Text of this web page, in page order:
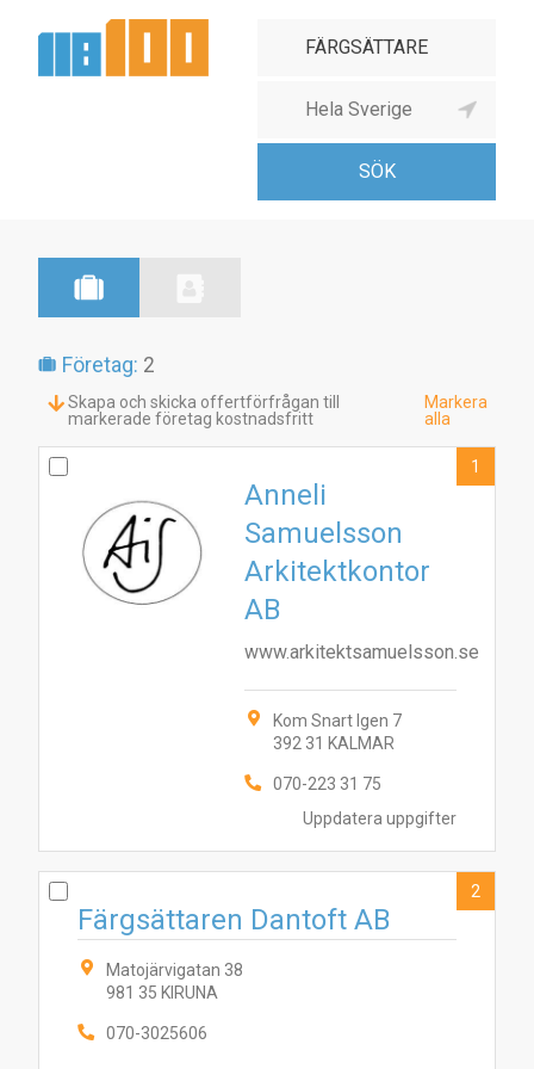
Företag: 2
Skapa och skicka offertförfrågan till
markerade företag kostnadsfritt
Markera
alla
Uppdatera uppgifter
Anneli
Samuelsson
Arkitektkontor
AB
www.arkitektsamuelsson.se
Kom Snart Igen 7
392 31 KALMAR
070-223 31 75
1
Färgsättaren Dantoft AB
Matojärvigatan 38
981 35 KIRUNA
070-3025606
2